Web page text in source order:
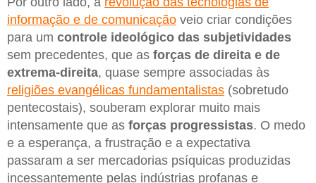
informação e de comunicação veio criar condições
para um controle ideológico das subjetividades
sem precedentes, que as forças de direita e de
extrema-direita, quase sempre associadas às
religiões evangélicas fundamentalistas (sobretudo
pentecostais), souberam explorar muito mais
intensamente que as forças progressistas. O medo
e a esperança, a frustração e a expectativa
passaram a ser mercadorias psíquicas produzidas
incessantemente pelas indústrias profanas e